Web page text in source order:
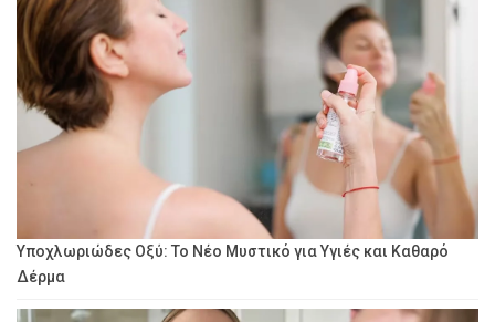
Υποχλωριώδες Οξύ: Το Νέο Μυστικό για Υγιές και Καθαρό
Δέρμα